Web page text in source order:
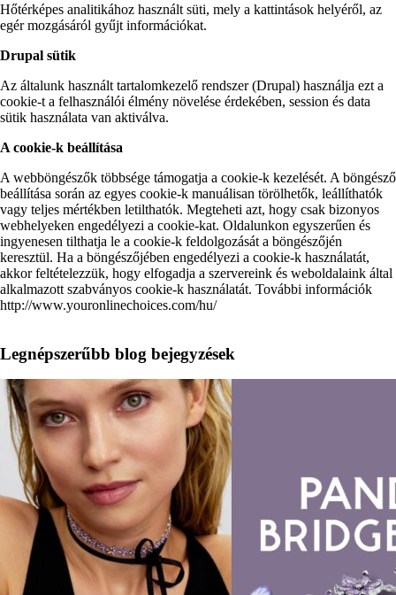
Hőtérképes analitikához használt süti, mely a kattintások helyéről, az
egér mozgásáról gyűjt információkat.
Drupal sütik
Az általunk használt tartalomkezelő rendszer (Drupal) használja ezt a
cookie-t a felhasználói élmény növelése érdekében, session és data
sütik használata van aktiválva.
A cookie-k beállítása
A webböngészők többsége támogatja a cookie-k kezelését. A böngésző
beállítása során az egyes cookie-k manuálisan törölhetők, leállíthatók
vagy teljes mértékben letilthatók. Megteheti azt, hogy csak bizonyos
webhelyeken engedélyezi a cookie-kat. Oldalunkon egyszerűen és
ingyenesen tilthatja le a cookie-k feldolgozását a böngészőjén
keresztül. Ha a böngészőjében engedélyezi a cookie-k használatát,
akkor feltételezzük, hogy elfogadja a szervereink és weboldalaink által
alkalmazott szabványos cookie-k használatát. További információk
http://www.youronlinechoices.com/hu/
Legnépszerűbb blog bejegyzések